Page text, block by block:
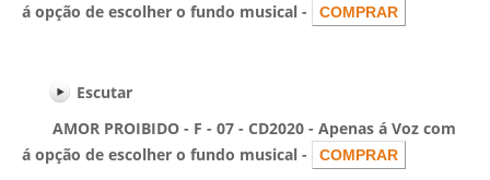
á opção de escolher o fundo musical -
Escutar
AMOR PROIBIDO - F - 07 - CD2020 - Apenas á Voz com
á opção de escolher o fundo musical -